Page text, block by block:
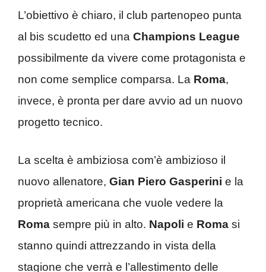
L’obiettivo è chiaro, il club partenopeo punta
al bis scudetto ed una Champions League
possibilmente da vivere come protagonista e
non come semplice comparsa. La Roma,
invece, è pronta per dare avvio ad un nuovo
progetto tecnico.
La scelta è ambiziosa com’è ambizioso il
nuovo allenatore, Gian Piero Gasperini e la
proprietà americana che vuole vedere la
Roma sempre più in alto. Napoli e Roma si
stanno quindi attrezzando in vista della
stagione che verrà e l’allestimento delle